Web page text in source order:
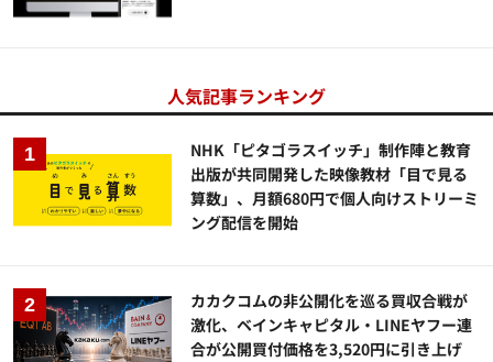
人気記事ランキング
NHK「ピタゴラスイッチ」制作陣と教育
出版が共同開発した映像教材「目で見る
算数」、月額680円で個人向けストリーミ
ング配信を開始
カカクコムの非公開化を巡る買収合戦が
激化、ベインキャピタル・LINEヤフー連
合が公開買付価格を3,520円に引き上げ